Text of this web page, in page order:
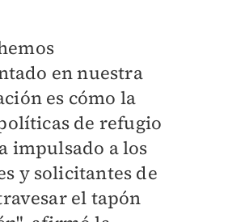
en nuestra
es cómo la
de refugio
impulsado a los
y solicitantes de
el tapón